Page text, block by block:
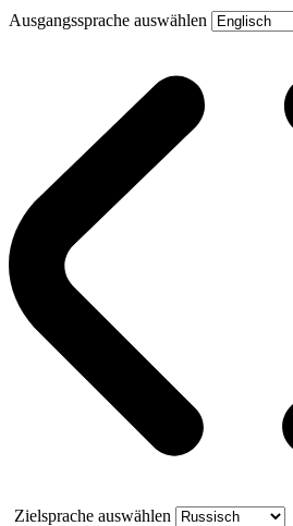
Ausgangssprache auswählen
Zielsprache auswählen